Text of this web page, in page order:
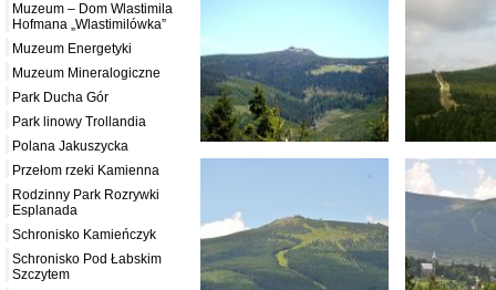
Muzeum – Dom Wlastimila
Hofmana „Wlastimilówka”
Muzeum Energetyki
Muzeum Mineralogiczne
Park Ducha Gór
Park linowy Trollandia
Polana Jakuszycka
Przełom rzeki Kamienna
Rodzinny Park Rozrywki
Esplanada
Schronisko Kamieńczyk
Schronisko Pod Łabskim
Szczytem